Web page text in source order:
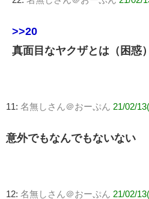
>>20
真面目なヤクザとは（困惑）
11: 名無しさん＠おーぷん 21/02/
意外でもなんでもないない
12: 名無しさん＠おーぷん 21/02/